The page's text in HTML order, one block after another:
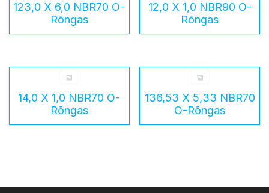
123,0 X 6,0 NBR70 O-
Rõngas
12,0 X 1,0 NBR90 O-
Rõngas
14,0 X 1,0 NBR70 O-
Rõngas
136,53 X 5,33 NBR70
O-Rõngas